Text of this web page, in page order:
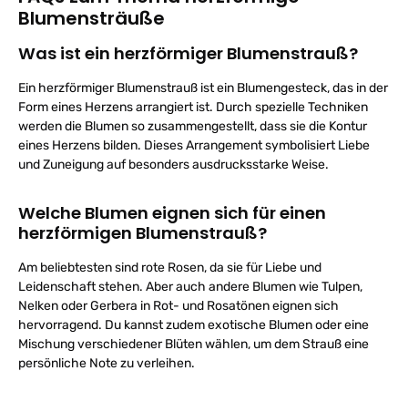
Blumensträuße
Was ist ein herzförmiger Blumenstrauß?
Ein herzförmiger Blumenstrauß ist ein Blumengesteck, das in der
Form eines Herzens arrangiert ist. Durch spezielle Techniken
werden die Blumen so zusammengestellt, dass sie die Kontur
eines Herzens bilden. Dieses Arrangement symbolisiert Liebe
und Zuneigung auf besonders ausdrucksstarke Weise.
Welche Blumen eignen sich für einen
herzförmigen Blumenstrauß?
Am beliebtesten sind rote Rosen, da sie für Liebe und
Leidenschaft stehen. Aber auch andere Blumen wie Tulpen,
Nelken oder Gerbera in Rot- und Rosatönen eignen sich
hervorragend. Du kannst zudem exotische Blumen oder eine
Mischung verschiedener Blüten wählen, um dem Strauß eine
persönliche Note zu verleihen.